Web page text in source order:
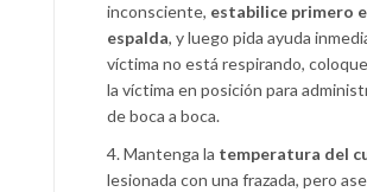
inconsciente, estabilice primero
espalda, y luego pida ayuda
víctima no está respirando,
la víctima en posición para
de boca a boca.
4. Mantenga la temperatura del
lesionada con una frazada, pero